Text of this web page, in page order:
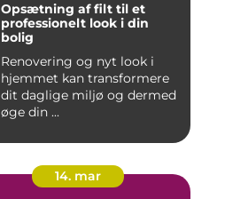
Opsætning af filt til et
professionelt look i din
bolig
Renovering og nyt look i
hjemmet kan transformere
dit daglige miljø og dermed
øge din ...
14. mar